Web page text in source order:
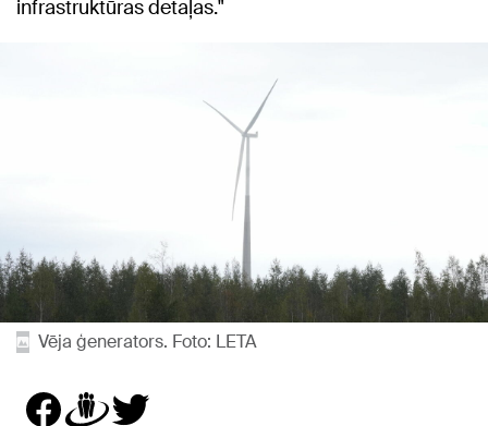
infrastruktūras detaļas."
Vēja ģenerators. Foto: LETA